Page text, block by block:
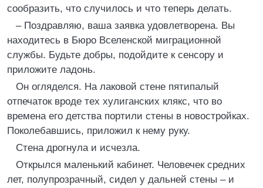
сообразить, что случилось и что теперь делать.
– Поздравляю, ваша заявка удовлетворена. Вы
находитесь в Бюро Вселенской миграционной
службы. Будьте добры, подойдите к сенсору и
приложите ладонь.
Он огляделся. На лаковой стене пятипалый
отпечаток вроде тех хулиганских клякс, что во
времена его детства портили стены в новостройках.
Поколебавшись, приложил к нему руку.
Стена дрогнула и исчезла.
Открылся маленький кабинет. Человечек средних
лет, полупрозрачный, сидел у дальней стены – и